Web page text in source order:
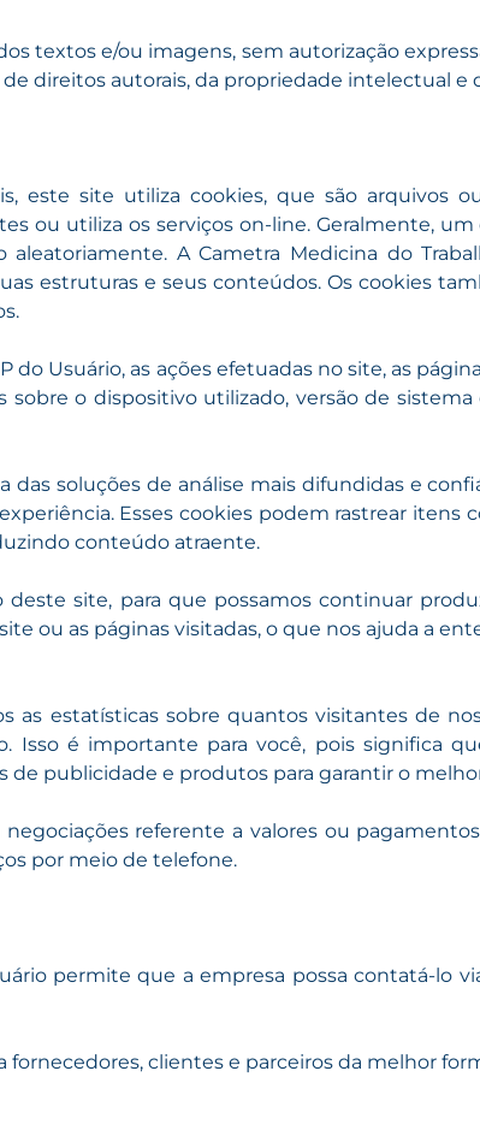
textos e/ou imagens, sem autorização
direitos autorais, da propriedade intelectual
este site utiliza cookies, que são arquivos
ou utiliza os serviços on-line. Geralmente,
A Cametra Medicina do
estruturas e seus conteúdos. Os cookies
Usuário, as ações efetuadas no site, as
o dispositivo utilizado, versão de
soluções de análise mais difundidas e
Esses cookies podem rastrear itens
conteúdo atraente.
site, para que possamos continuar
ou as páginas visitadas, o que nos ajuda a
estatísticas sobre quantos visitantes de
Isso é importante para você, pois significa
publicidade e produtos para garantir o
referente a valores ou
por meio de telefone.
permite que a empresa possa contatá-lo
fornecedores, clientes e parceiros da melhor